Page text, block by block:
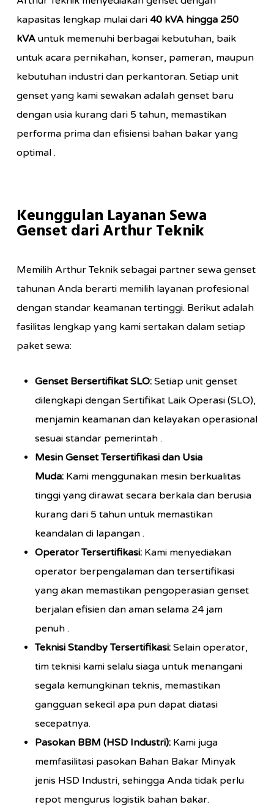
kapasitas lengkap mulai dari 40 kVA hingga 250
kVAuntuk memenuhi berbagai kebutuhan, baik
untuk acara pernikahan, konser, pameran, maupun
kebutuhan industri dan perkantoran. Setiap unit
genset yang kami sewakan adalah genset baru
dengan usia kurang dari 5 tahun, memastikan
performa prima dan efisiensi bahan bakar yang
optimal .
Keunggulan Layanan Sewa
Genset dari Arthur Teknik
Memilih Arthur Teknik sebagai partner sewa genset
tahunan Anda berarti memilih layanan profesional
dengan standar keamanan tertinggi. Berikut adalah
fasilitas lengkap yang kami sertakan dalam setiap
paket sewa:
Genset Bersertifikat SLO:Setiap unit genset
dilengkapi dengan Sertifikat Laik Operasi (SLO),
menjamin keamanan dan kelayakan operasional
sesuai standar pemerintah .
Mesin Genset Tersertifikasi dan Usia
Muda:Kami menggunakan mesin berkualitas
tinggi yang dirawat secara berkala dan berusia
kurang dari 5 tahun untuk memastikan
keandalan di lapangan .
Operator Tersertifikasi:Kami menyediakan
operator berpengalaman dan tersertifikasi
yang akan memastikan pengoperasian genset
berjalan efisien dan aman selama 24 jam
penuh .
Teknisi Standby Tersertifikasi:Selain operator,
tim teknisi kami selalu siaga untuk menangani
segala kemungkinan teknis, memastikan
gangguan sekecil apa pun dapat diatasi
secepatnya.
Pasokan BBM (HSD Industri):Kami juga
memfasilitasi pasokan Bahan Bakar Minyak
jenis HSD Industri, sehingga Anda tidak perlu
repot mengurus logistik bahan bakar.